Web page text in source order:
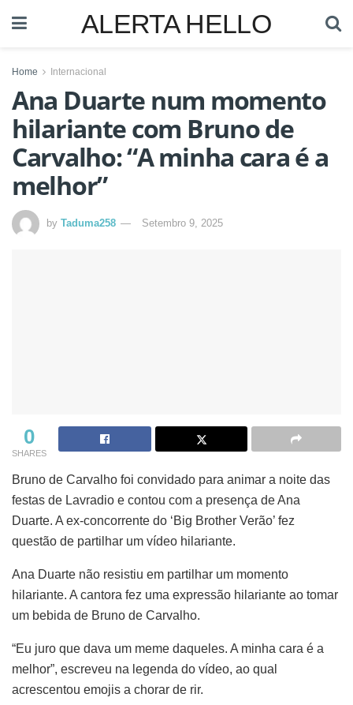
ALERTA HELLO
Home Internacional
Ana Duarte num momento
hilariante com Bruno de
Carvalho: “A minha cara é a
melhor”
by Taduma258 Setembro 9, 2025
0
SHARES
Bruno de Carvalho foi convidado para animar a noite das
festas de Lavradio e contou com a presença de Ana
Duarte. A ex-concorrente do ‘Big Brother Verão’ fez
questão de partilhar um vídeo hilariante.
Ana Duarte não resistiu em partilhar um momento
hilariante. A cantora fez uma expressão hilariante ao tomar
um bebida de Bruno de Carvalho.
“Eu juro que dava um meme daqueles. A minha cara é a
melhor”, escreveu na legenda do vídeo, ao qual
acrescentou emojis a chorar de rir.